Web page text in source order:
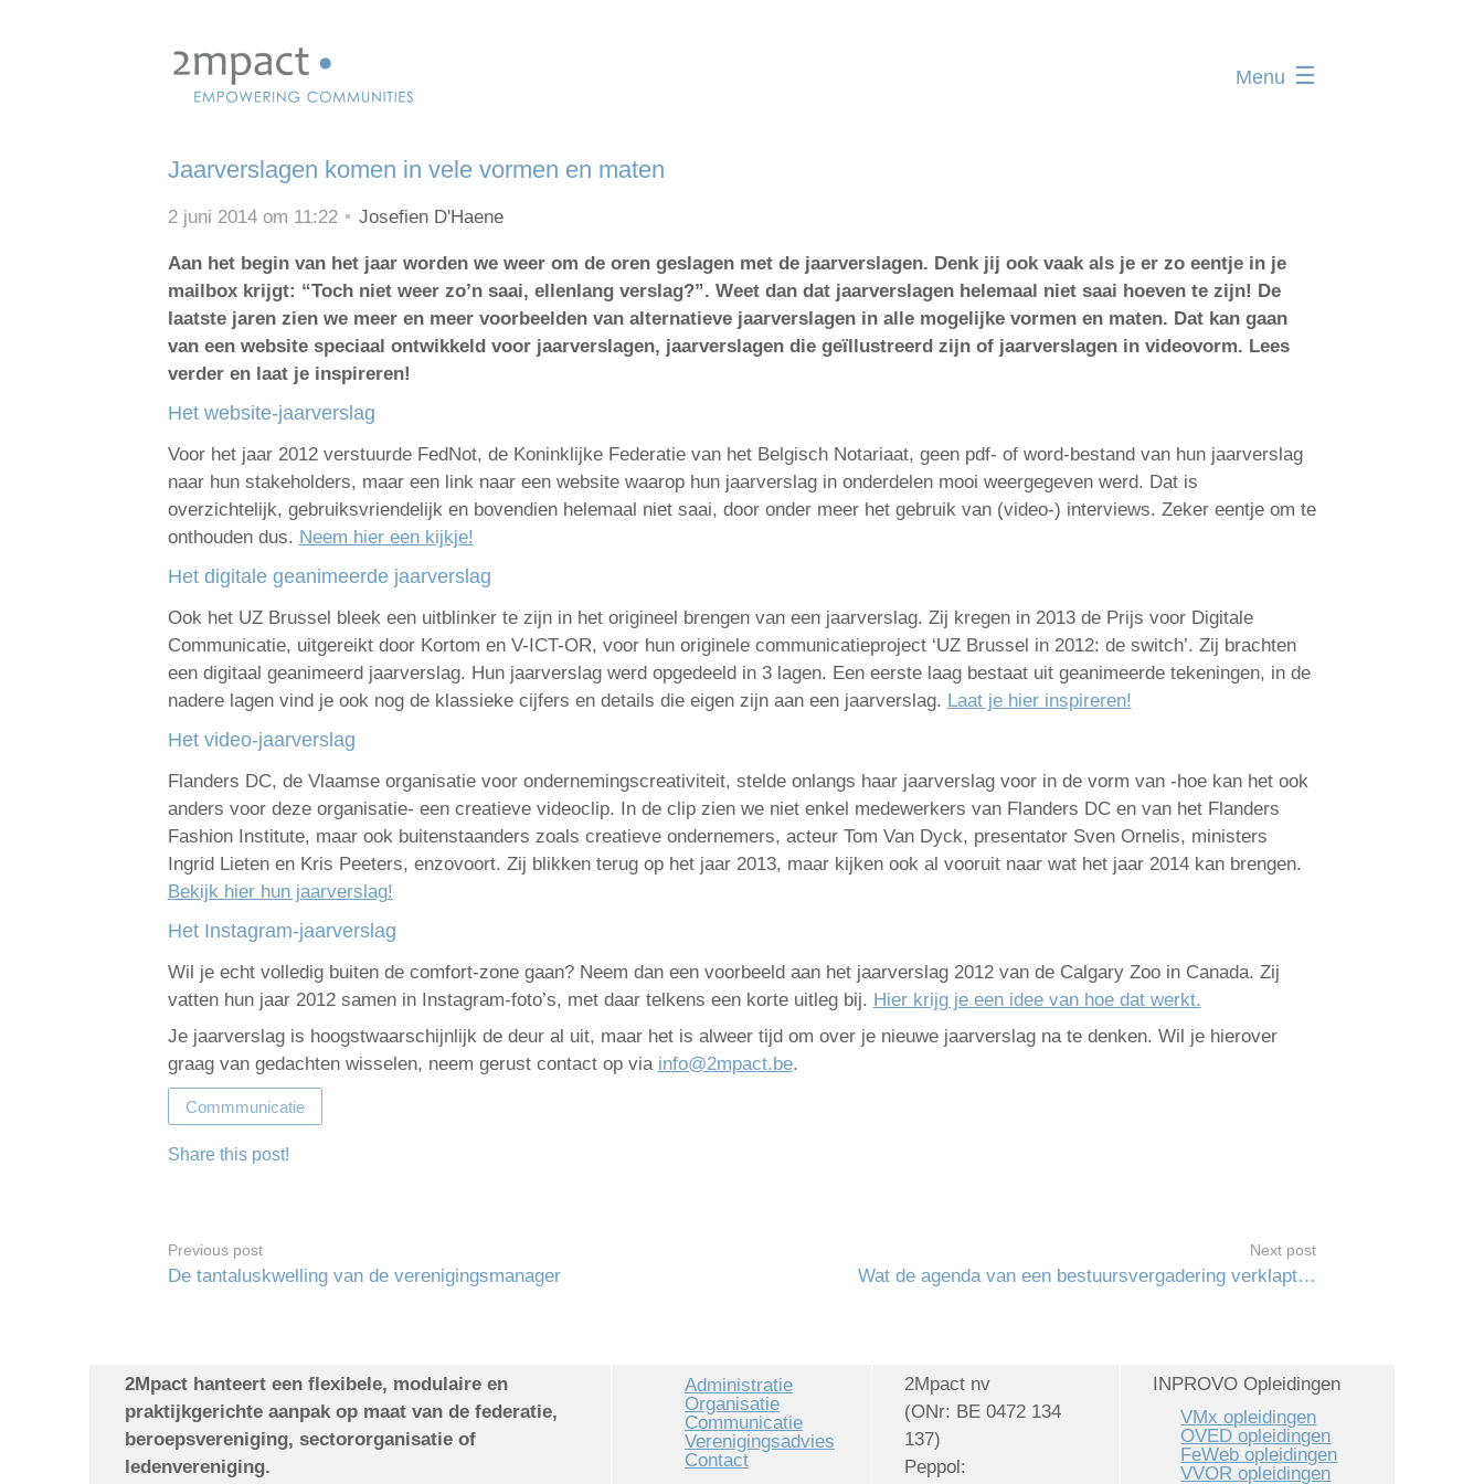
content
Menu
Jaarverslagen komen in vele vormen en maten
2 juni 2014 om 11:22 Josefien D'Haene
Aan het begin van het jaar worden we weer om de oren geslagen met de jaarverslagen. Denk jij ook vaak als je er zo eentje in je
mailbox krijgt: “Toch niet weer zo’n saai, ellenlang verslag?”. Weet dan dat jaarverslagen helemaal niet saai hoeven te zijn! De
laatste jaren zien we meer en meer voorbeelden van alternatieve jaarverslagen in alle mogelijke vormen en maten. Dat kan gaan
van een website speciaal ontwikkeld voor jaarverslagen, jaarverslagen die geïllustreerd zijn of jaarverslagen in videovorm. Lees
verder en laat je inspireren!
Het website-jaarverslag
Voor het jaar 2012 verstuurde FedNot, de Koninklijke Federatie van het Belgisch Notariaat, geen pdf- of word-bestand van hun jaarverslag
naar hun stakeholders, maar een link naar een website waarop hun jaarverslag in onderdelen mooi weergegeven werd. Dat is
overzichtelijk, gebruiksvriendelijk en bovendien helemaal niet saai, door onder meer het gebruik van (video-) interviews. Zeker eentje om te
onthouden dus. Neem hier een kijkje!
Het digitale geanimeerde jaarverslag
Ook het UZ Brussel bleek een uitblinker te zijn in het origineel brengen van een jaarverslag. Zij kregen in 2013 de Prijs voor Digitale
Communicatie, uitgereikt door Kortom en V-ICT-OR, voor hun originele communicatieproject ‘UZ Brussel in 2012: de switch’. Zij brachten
een digitaal geanimeerd jaarverslag. Hun jaarverslag werd opgedeeld in 3 lagen. Een eerste laag bestaat uit geanimeerde tekeningen, in de
nadere lagen vind je ook nog de klassieke cijfers en details die eigen zijn aan een jaarverslag. Laat je hier inspireren!
Het video-jaarverslag
Flanders DC, de Vlaamse organisatie voor ondernemingscreativiteit, stelde onlangs haar jaarverslag voor in de vorm van -hoe kan het ook
anders voor deze organisatie- een creatieve videoclip. In de clip zien we niet enkel medewerkers van Flanders DC en van het Flanders
Fashion Institute, maar ook buitenstaanders zoals creatieve ondernemers, acteur Tom Van Dyck, presentator Sven Ornelis, ministers
Ingrid Lieten en Kris Peeters, enzovoort. Zij blikken terug op het jaar 2013, maar kijken ook al vooruit naar wat het jaar 2014 kan brengen.
Bekijk hier hun jaarverslag!
Het Instagram-jaarverslag
Wil je echt volledig buiten de comfort-zone gaan? Neem dan een voorbeeld aan het jaarverslag 2012 van de Calgary Zoo in Canada. Zij
vatten hun jaar 2012 samen in Instagram-foto’s, met daar telkens een korte uitleg bij. Hier krijg je een idee van hoe dat werkt.
Je jaarverslag is hoogstwaarschijnlijk de deur al uit, maar het is alweer tijd om over je nieuwe jaarverslag na te denken. Wil je hierover
graag van gedachten wisselen, neem gerust contact op via info@2mpact.be.
Commmunicatie
Share this post!
Previous post
De tantaluskwelling van de verenigingsmanager
Next post
Wat de agenda van een bestuursvergadering verklapt…
2Mpact hanteert een flexibele, modulaire en
praktijkgerichte aanpak op maat van de federatie,
beroepsvereniging, sectororganisatie of
ledenvereniging.
Administratie
Organisatie
Communicatie
Verenigingsadvies
Contact
2Mpact nv
(ONr: BE 0472 134
137)
Peppol:
INPROVO Opleidingen
VMx opleidingen
OVED opleidingen
FeWeb opleidingen
VVOR opleidingen
Home
Verenigingsadvies
Mijn deelnamecertificaten
Log in
Français
Nederlands